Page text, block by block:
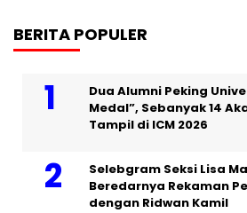
BERITA POPULER
Dua Alumni Peking
Medal”, Sebanyak 14
Tampil di ICM 2026
Selebgram Seksi Lisa
Beredarnya Rekaman
dengan Ridwan Kamil